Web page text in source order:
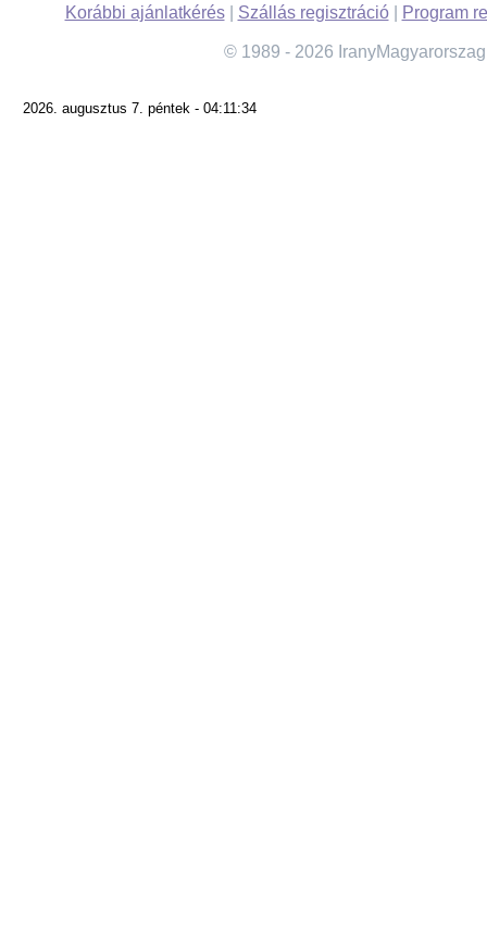
Korábbi ajánlatkérés| Szállás regisztráció| Program
© 1989 - 2026
2026. augusztus 7. péntek - 04:11:34